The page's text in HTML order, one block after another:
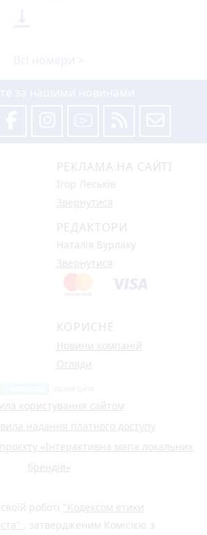
РЕКЛАМА НА САЙТІ
Ігор Леськів
Звернутися
РЕДАКТОРИ
Наталія Бурлаку
Звернутися
КОРИСНЕ
Новини компаній
Огляди
користування сайтом
надання платного доступу
«Інтерактивна мапа локальних
брендів»
роботі "Кодексом етики
, затвердженим Комісією з